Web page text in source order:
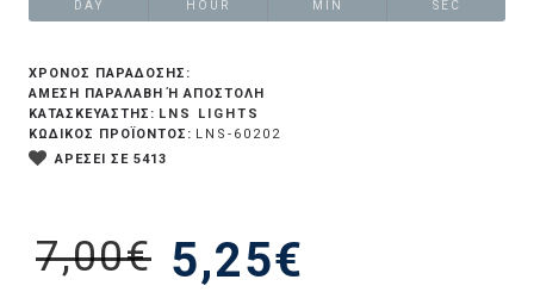
DAY HOUR MIN SEC
5,25€
7,00€
ΧΡΟΝΟΣ ΠΑΡΑΔΟΣΗΣ:
ΆΜΕΣΗ ΠΑΡΑΛΑΒΉ Ή ΑΠΟΣΤΟΛΉ
ΚΑΤΑΣΚΕΥΑΣΤΗΣ: LNS LIGHTS
ΚΩΔΙΚΟΣ ΠΡΟΪΟΝΤΟΣ: LNS-60202
ΑΡΕΣΕΙ ΣΕ 5413